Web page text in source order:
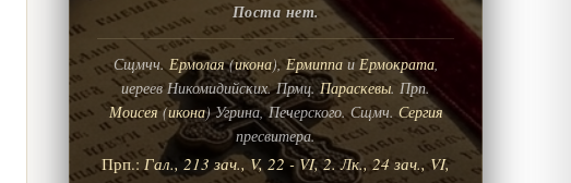
Поста нет.
Сщмчч. Ермолая(икона),ЕрмиппаиЕрмократа,
иереев Никомидийских. Прмц.Параскевы. Прп.
Моисея(икона) Угрина, Печерского. Сщмч.Сергия
пресвитера.
Прп.:Гал., 213 зач., V, 22 - VI, 2. Лк., 24 зач., VI,